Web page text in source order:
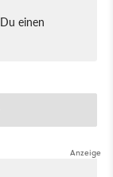
einen